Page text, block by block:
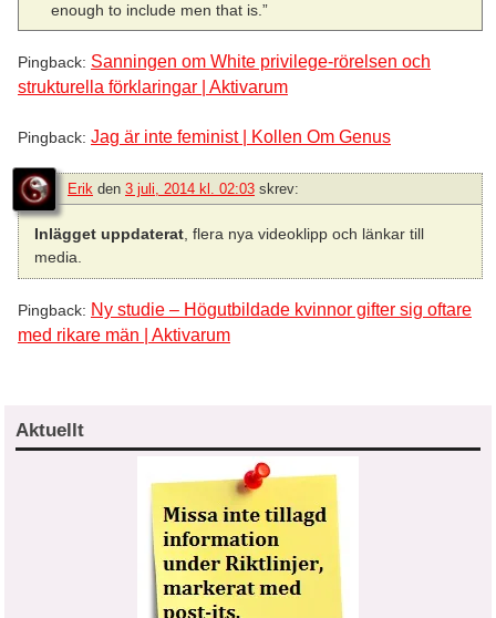
enough to include men that is.”
Pingback: Sanningen om White privilege-rörelsen och
strukturella förklaringar | Aktivarum
Pingback: Jag är inte feminist | Kollen Om Genus
Erik den 3 juli, 2014 kl. 02:03 skrev:
Inlägget uppdaterat, flera nya videoklipp och länkar till
media.
Pingback: Ny studie – Högutbildade kvinnor gifter sig oftare
med rikare män | Aktivarum
Aktuellt